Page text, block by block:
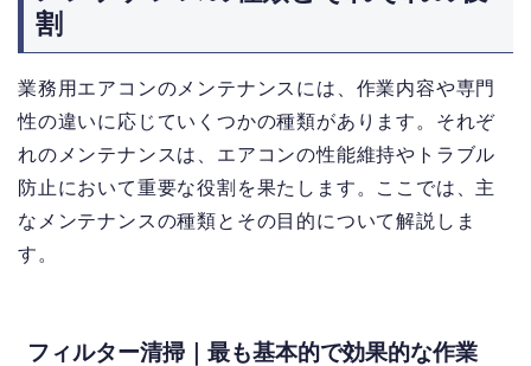
割
業務用エアコンのメンテナンスには、作業内容や専門
性の違いに応じていくつかの種類があります。それぞ
れのメンテナンスは、エアコンの性能維持やトラブル
防止において重要な役割を果たします。ここでは、主
なメンテナンスの種類とその目的について解説しま
す。
フィルター清掃｜最も基本的で効果的な作業